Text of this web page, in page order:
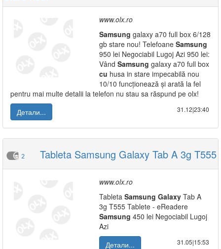
www.olx.ro
Samsung galaxy a70 full box 6/128
gb stare nou! Telefoane Samsung
950 lei Negociabil Lugoj Azi 950 lei:
Vând Samsung galaxy a70 full box
cu husa in stare impecabilă nou
10/10 funcționează și arată la fel
pentru mai multe detalii la telefon nu stau sa răspund pe olx!
Детали...
31.12|23:40
2 Tableta Samsung Galaxy Tab A 3g T555
www.olx.ro
Tableta Samsung Galaxy Tab A
3g T555 Tablete - eReadere
Samsung 450 lei Negociabil Lugoj
Azi
Детали...
31.05|15:53